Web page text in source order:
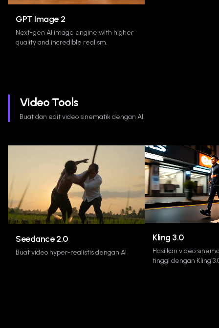
GPT Image 2
Next-gen AI image engine with higher
quality and incredible realism.
Video Tools
Buat dan edit video sinematik dengan AI
Seedance 2.0
Buat video hyper-realistis dengan AI
Kling 3.0
Hasilkan video
tinggi dengan Kling